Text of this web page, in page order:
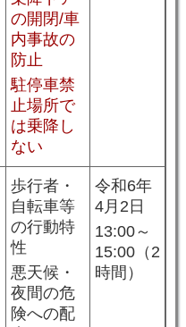
の開閉/車
内事故の
防止
駐停車禁
止場所で
は乗降し
ない
歩行者・
自転車等
の行動特
性
悪天候・
夜間の危
険への配
令和6年
4月2日
13:00～
15:00（2
時間）